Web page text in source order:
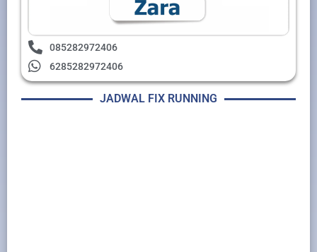
085282972406
6285282972406
JADWAL FIX RUNNING